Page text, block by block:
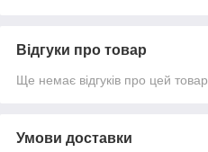
Відгуки про товар
Ще немає відгуків про цей товар
Умови доставки